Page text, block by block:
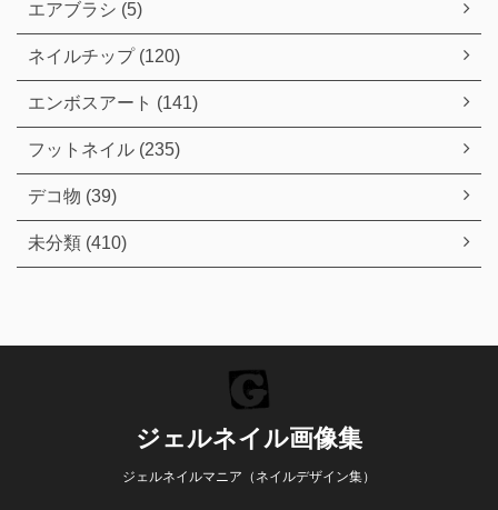
エアブラシ (5)
ネイルチップ (120)
エンボスアート (141)
フットネイル (235)
デコ物 (39)
未分類 (410)
ジェルネイル画像集
ジェルネイルマニア（ネイルデザイン集）